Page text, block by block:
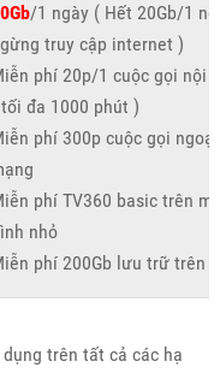
/1 ngày ( Hết 20Gb/1
truy cập internet )
phí 20p/1 cuộc gọi nội
đa 1000 phút )
phí 300p cuộc gọi ngoại
phí TV360 basic trên
nhỏ
phí 200Gb lưu trữ trên
trên tất cả các hạ